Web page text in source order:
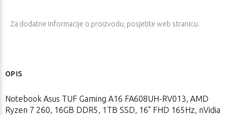
Za dodatne informacije o proizvodu, posjetite web stranicu.
OPIS
Notebook Asus TUF Gaming A16 FA608UH-RV013, AMD
Ryzen 7 260, 16GB DDR5, 1TB SSD, 16" FHD 165Hz, nVidia